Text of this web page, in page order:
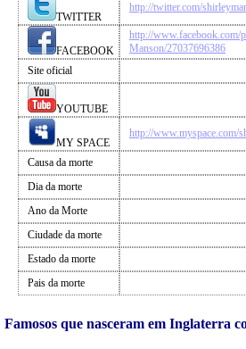
TWITTER
http://twitter.com/
FACEBOOK
http://www.facebook.com/
Manson/27037696386
Site oficial
YOUTUBE
MY SPACE
http://www.myspace.com/
Causa da morte
Dia da morte
Ano da Morte
Ciudade da morte
Estado da morte
Pais da morte
Famosos que nasceram em Inglaterra